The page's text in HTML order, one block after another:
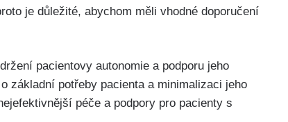
je důležité, abychom měli vhodné doporučení
pacientovy autonomie a podporu jeho
základní potřeby pacienta a minimalizaci jeho
péče a podpory pro pacienty s